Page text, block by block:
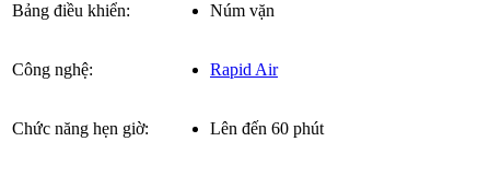
Bảng điều khiển: Núm vặn
Công nghệ: Rapid Air
Chức năng hẹn giờ: Lên đến 60 phút